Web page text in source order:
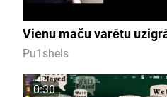
Vienu maču varētu
Pu1shels
0:30